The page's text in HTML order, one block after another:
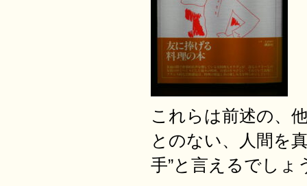
これらは前述の、
とのない、人間を
手”と言えるでしょ